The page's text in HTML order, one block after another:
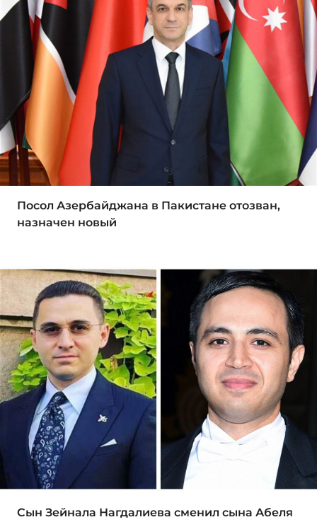
Посол Азербайджана в Пакистане отозван,
назначен новый
Сын Зейнала Нагдалиева сменил сына Абеля